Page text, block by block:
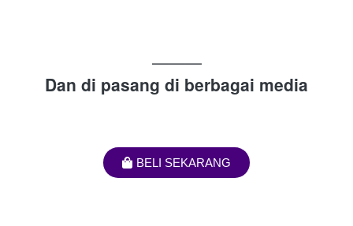
———
Dan di pasang di berbagai media
BELI SEKARANG